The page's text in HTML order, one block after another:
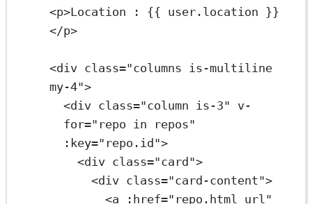
<p>Location : {{ user.location }}
</p>
<div class="columns is-multiline
my-4">
<div class="column is-3"
v-
for="repo in repos"
:key="repo.id">
<div class="card">
<div class="card-content">
<a :href="repo.html_url"